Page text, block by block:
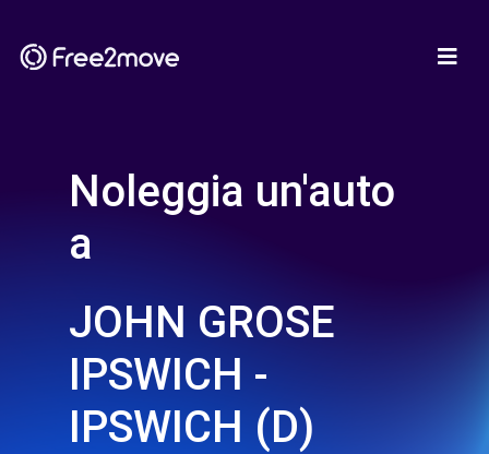
Noleggia un'auto
a
JOHN GROSE
IPSWICH -
IPSWICH (D)